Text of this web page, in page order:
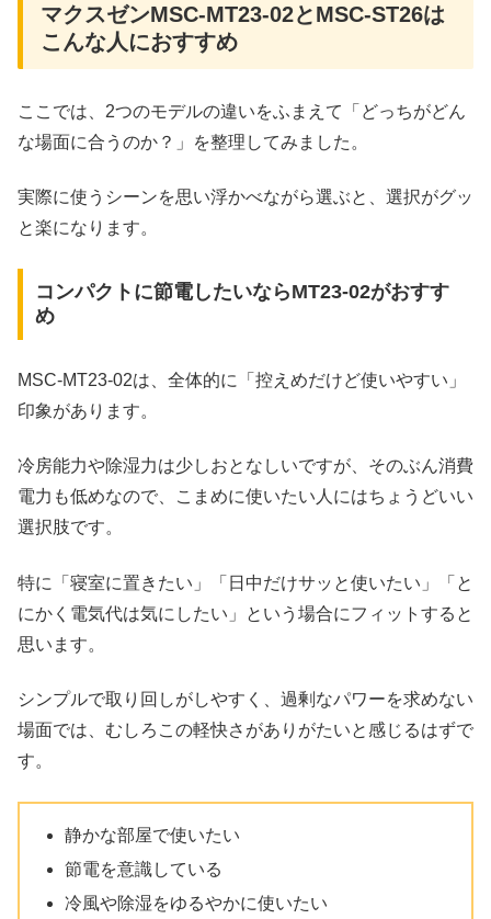
マクスゼンMSC-MT23-02とMSC-ST26は
こんな人におすすめ
ここでは、2つのモデルの違いをふまえて「どっちがどん
な場面に合うのか？」を整理してみました。
実際に使うシーンを思い浮かべながら選ぶと、選択がグッ
と楽になります。
コンパクトに節電したいならMT23-02がおすす
め
MSC-MT23-02は、全体的に「控えめだけど使いやすい」
印象があります。
冷房能力や除湿力は少しおとなしいですが、そのぶん消費
電力も低めなので、こまめに使いたい人にはちょうどいい
選択肢です。
特に「寝室に置きたい」「日中だけサッと使いたい」「と
にかく電気代は気にしたい」という場合にフィットすると
思います。
シンプルで取り回しがしやすく、過剰なパワーを求めない
場面では、むしろこの軽快さがありがたいと感じるはずで
す。
静かな部屋で使いたい
節電を意識している
冷風や除湿をゆるやかに使いたい